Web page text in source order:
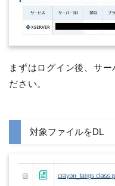
まずはログイン後、サ
ださい。
対象ファイルをDL